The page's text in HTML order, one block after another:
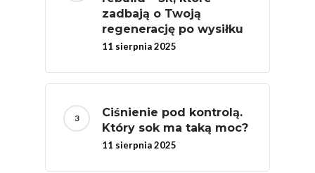
zadbają o Twoją
regenerację po wysiłku
11 sierpnia 2025
Ciśnienie pod kontrolą.
Który sok ma taką moc?
11 sierpnia 2025
MOC POLSKICH
# Wybieram
5 Porcji Warzyw,
Certyfikowany